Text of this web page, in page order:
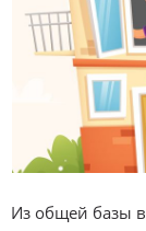
Из общей базы